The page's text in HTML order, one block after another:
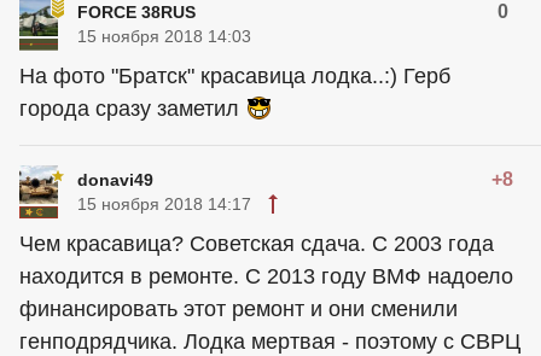
FORCE 38RUS 0
15 ноября 2018 14:03
На фото "Братск" красавица лодка..:) Герб
города сразу заметил
donavi49 +8
15 ноября 2018 14:17
Чем красавица? Советская сдача. С 2003 года
находится в ремонте. С 2013 году ВМФ надоело
финансировать этот ремонт и они сменили
генподрядчика. Лодка мертвая - поэтому с СВРЦ